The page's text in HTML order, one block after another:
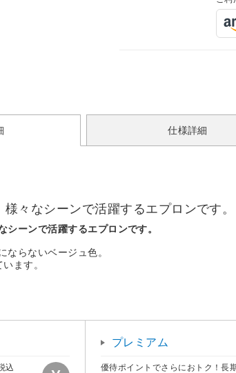
仕様詳細
々なシーンで活躍するエプロンです。
シーンで活躍するエプロンです。
ならないベージュ色。
ます。
込
プレミアム
優待ポイントでさらにおトク！長